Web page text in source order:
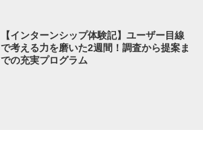
【インターンシップ体験記】ユーザー目線
で考える力を磨いた2週間！調査から提案ま
での充実プログラム